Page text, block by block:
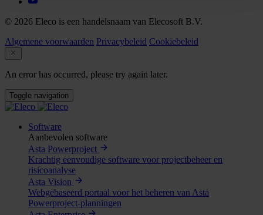
© 2026 Eleco is een handelsnaam van Elecosoft B.V.
Algemene voorwaarden Privacybeleid Cookiebeleid
An error has occurred, please try again later.
Toggle navigation
Software
Aanbevolen software
Asta Powerproject
Krachtig eenvoudige software voor projectbeheer en
risicoanalyse
Asta Vision
Webgebaseerd portaal voor het beheren van Asta
Powerproject-planningen